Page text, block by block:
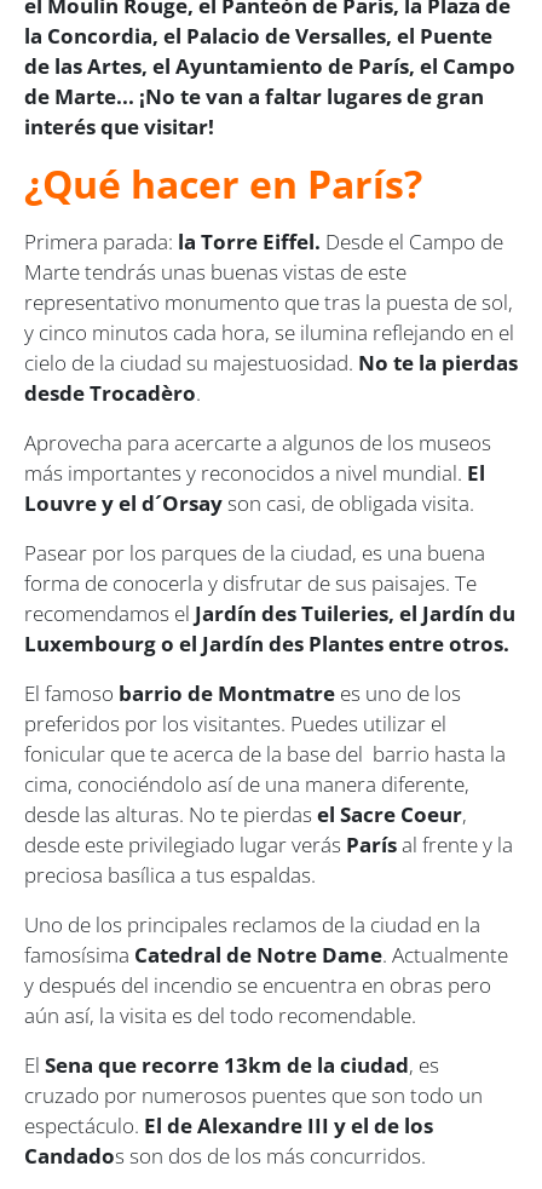
la Concordia, el Palacio de Versalles, el Puente
de las Artes, el Ayuntamiento de París, el Campo
de Marte... ¡No te van a faltar lugares de gran
interés que visitar!
¿Qué hacer en París?
Primera parada: la Torre Eiffel. Desde el Campo de
Marte tendrás unas buenas vistas de este
representativo monumento que tras la puesta de sol,
y cinco minutos cada hora, se ilumina reflejando en el
cielo de la ciudad su majestuosidad. No te la pierdas
desde Trocadèro.
Aprovecha para acercarte a algunos de los museos
más importantes y reconocidos a nivel mundial. El
Louvre y el d´Orsayson casi, de obligada visita.
Pasear por los parques de la ciudad, es una buena
forma de conocerla y disfrutar de sus paisajes. Te
recomendamos el Jardín des Tuileries, el Jardín du
Luxembourg o el Jardín des Plantes entre otros.
El famoso barrio de Montmatre es uno de los
preferidos por los visitantes. Puedes utilizar el
fonicular que te acerca de la base del barrio hasta la
cima, conociéndolo así de una manera diferente,
desde las alturas. No te pierdas el Sacre Coeur,
desde este privilegiado lugar verás Parísal frente y la
preciosa basílica a tus espaldas.
Uno de los principales reclamos de la ciudad en la
famosísima Catedral de Notre Dame. Actualmente
y después del incendio se encuentra en obras pero
aún así, la visita es del todo recomendable.
El Sena que recorre 13km de la ciudad, es
cruzado por numerosos puentes que son todo un
espectáculo. El de Alexandre III y el de los
Candados son dos de los más concurridos.